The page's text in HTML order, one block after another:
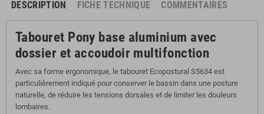
DESCRIPTION FICHE TECHNIQUE COMMENTAIRES
Tabouret Pony base aluminium avec
dossier et accoudoir multifonction
Avec sa forme ergonomique, le tabouret Ecopostural S5634 est
particulièrement indiqué pour conserver le bassin dans une posture
naturelle, de réduire les tensions dorsales et de limiter les douleurs
lombaires.